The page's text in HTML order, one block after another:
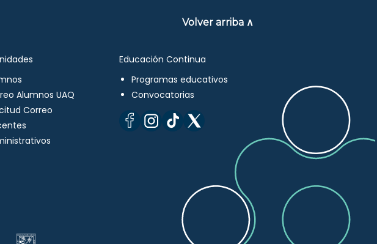
Volver arriba ∧
Alumnos UAQ
Correo
Educación Continua
Programas educativos
Convocatorias